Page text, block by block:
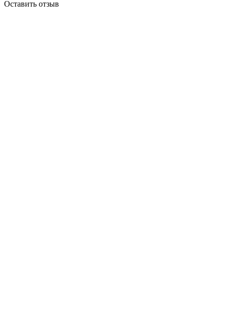
Оставить отзыв